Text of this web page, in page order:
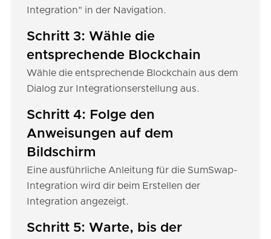
Integration" in der Navigation.
Schritt 3: Wähle die
entsprechende Blockchain
Wähle die entsprechende Blockchain aus dem
Dialog zur Integrationserstellung aus.
Schritt 4: Folge den
Anweisungen auf dem
Bildschirm
Eine ausführliche Anleitung für die SumSwap-
Integration wird dir beim Erstellen der
Integration angezeigt.
Schritt 5: Warte, bis der